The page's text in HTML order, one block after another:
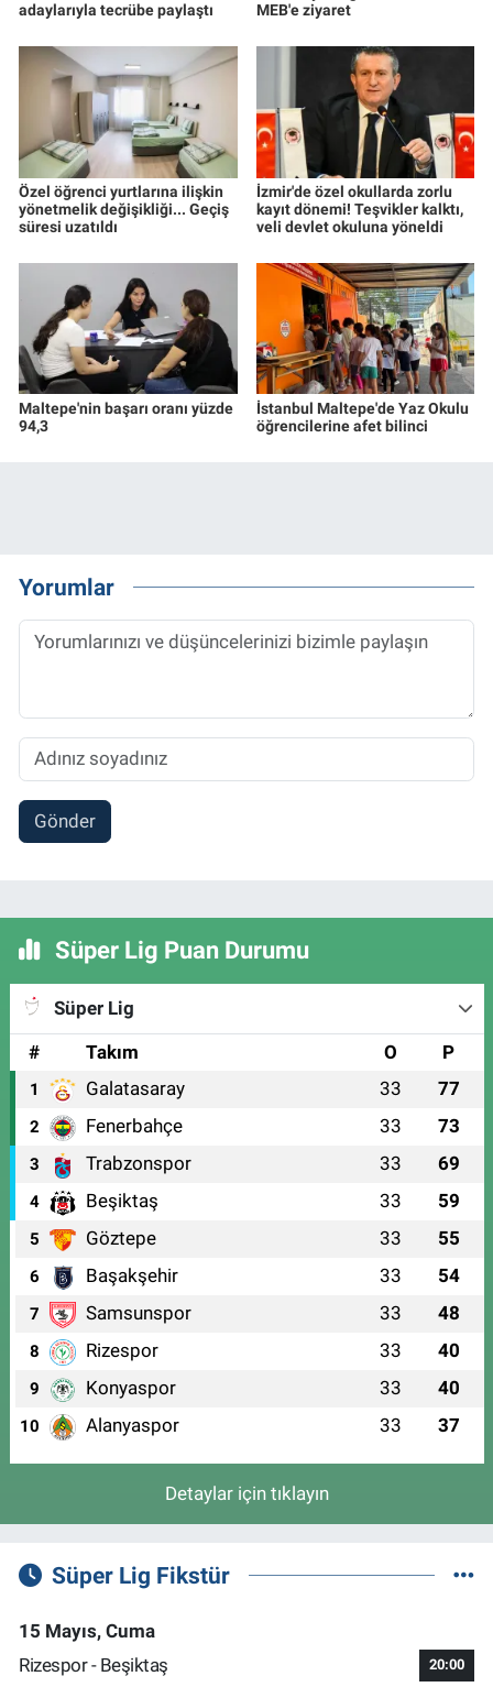
adaylarıyla tecrübe paylaştı
MEB'e ziyaret
Özel öğrenci yurtlarına ilişkin
yönetmelik değişikliği... Geçiş
süresi uzatıldı
İzmir'de özel okullarda zorlu
kayıt dönemi! Teşvikler kalktı,
veli devlet okuluna yöneldi
Maltepe'nin başarı oranı yüzde
94,3
İstanbul Maltepe'de Yaz Okulu
öğrencilerine afet bilinci
Yorumlar
Gönder
Süper Lig Puan Durumu
Süper Lig
#
Takım O P
1 Galatasaray 33 77
2 Fenerbahçe 33 73
3 Trabzonspor 33 69
4 Beşiktaş 33 59
5 Göztepe 33 55
6 Başakşehir 33 54
7 Samsunspor 33 48
8 Rizespor 33 40
9 Konyaspor 33 40
10 Alanyaspor 33 37
Detaylar için tıklayın
Süper Lig Fikstür
15 Mayıs, Cuma
Rizespor - Beşiktaş
20:00